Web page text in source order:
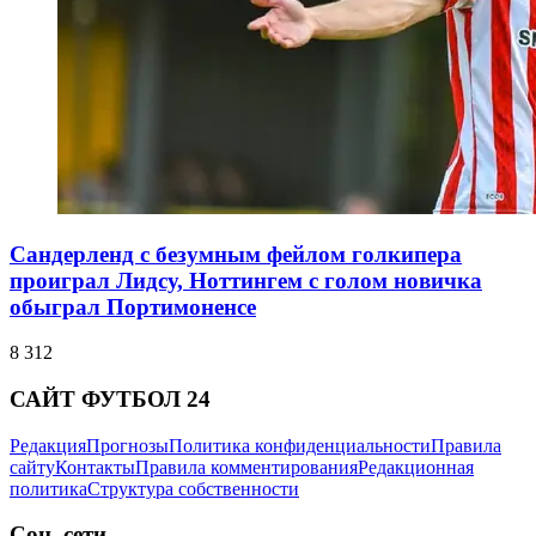
Сандерленд с безумным фейлом голкипера
проиграл Лидсу, Ноттингем с голом новичка
обыграл Портимоненсе
8 312
САЙТ ФУТБОЛ 24
РедакцияПрогнозыПолитика конфиденциальностиПравила
сайтуКонтактыПравила комментированияРедакционная
политикаСтруктура собственности